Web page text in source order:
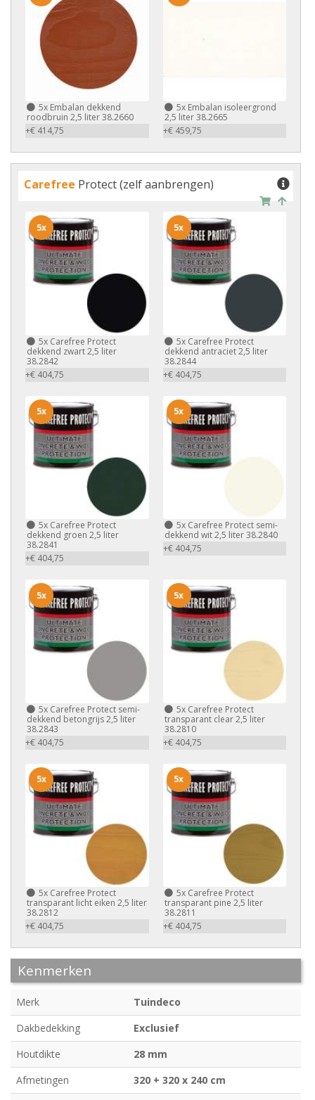
5x Embalan dekkend
roodbruin 2,5 liter 38.2660
+€ 414,75
5xEmbalan isoleergrond
2,5 liter 38.2665
+€ 459,75
Carefree Protect (zelf aanbrengen)
5x Carefree Protect
dekkend zwart 2,5 liter
38.2842
+€ 404,75
5x
5xCarefree Protect
dekkend antraciet 2,5 liter
38.2844
+€ 404,75
5x
5x Carefree Protect
dekkend groen 2,5 liter
38.2841
+€ 404,75
5x
5xCarefree Protect semi-
dekkend wit 2,5 liter 38.2840
+€ 404,75
5x
5x Carefree Protect semi-
dekkend betongrijs 2,5 liter
38.2843
+€ 404,75
5x
5xCarefree Protect
transparant clear 2,5 liter
38.2810
+€ 404,75
5x
5x Carefree Protect
transparant licht eiken 2,5 liter
38.2812
+€ 404,75
5x
5xCarefree Protect
transparant pine 2,5 liter
38.2811
+€ 404,75
5x
Kenmerken
Merk
Tuindeco
Dakbedekking
Exclusief
Houtdikte
28 mm
Afmetingen
320 + 320 x 240 cm